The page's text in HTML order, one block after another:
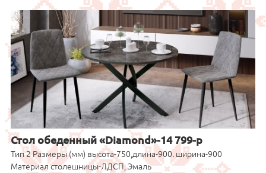
Стол обеденный «Diamond»-14 799-р
Тип 2 Размеры (мм) высота-750,длина-900. ширина-900
Материал столешницы-ЛДСП, Эмаль